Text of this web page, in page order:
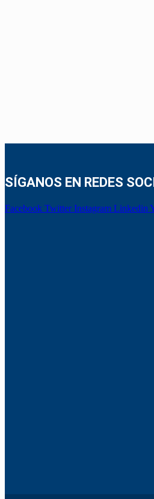
SÍGANOS EN REDES
Facebook Twitter Instagram Linkedin